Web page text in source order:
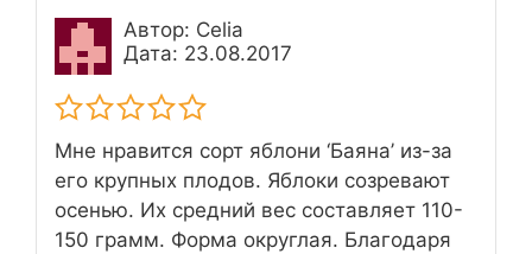
Автор: Celia
Дата: 23.08.2017
Мне нравится сорт яблони ‘Баяна’ из-за
его крупных плодов. Яблоки созревают
осенью. Их средний вес составляет 110-
150 грамм. Форма округлая. Благодаря